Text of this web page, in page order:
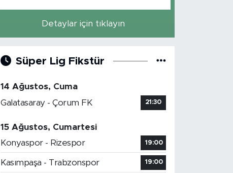
Detaylar için tıklayın
Süper Lig Fikstür
14 Ağustos, Cuma
Galatasaray - Çorum FK
21:30
15 Ağustos, Cumartesi
Konyaspor - Rizespor
19:00
Kasımpaşa - Trabzonspor 19:00